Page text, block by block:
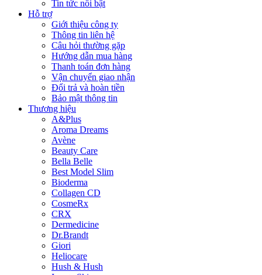
Tin tức nổi bật
Hỗ trợ
Giới thiệu công ty
Thông tin liên hệ
Câu hỏi thường gặp
Hướng dẫn mua hàng
Thanh toán đơn hàng
Vận chuyển giao nhận
Đổi trả và hoàn tiền
Bảo mật thông tin
Thương hiệu
A&Plus
Aroma Dreams
Avène
Beauty Care
Bella Belle
Best Model Slim
Bioderma
Collagen CD
CosmeRx
CRX
Dermedicine
Dr.Brandt
Giori
Heliocare
Hush & Hush